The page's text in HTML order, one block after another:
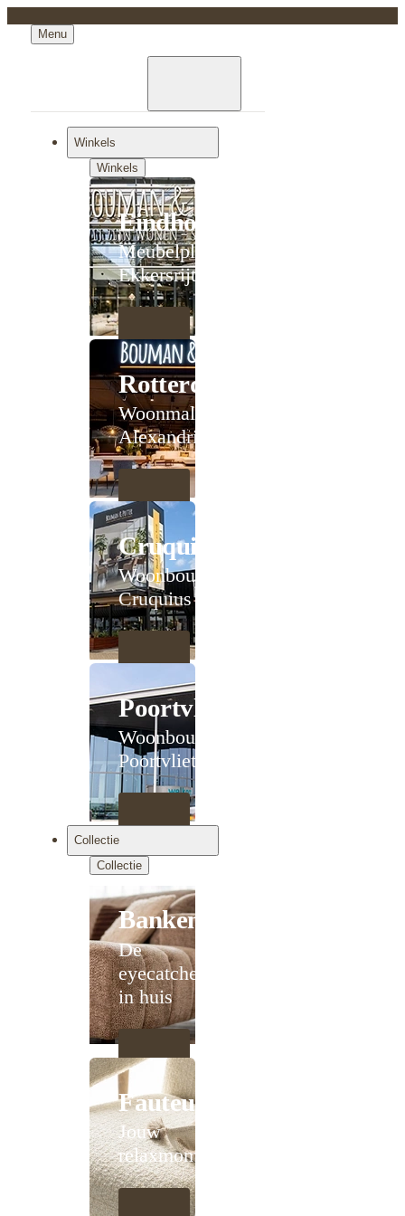
Menu
Winkels
Winkels
Eindhoven
Meubelplein
Ekkersrijt
Rotterdam
Woonmall
Alexandrium
Cruquius
Woonboulevard
Cruquius
Poortvliet
Woonboulevard
Poortvliet XXL
Collectie
Collectie
Banken
De
eyecatcher
in huis
Fauteuils
Jouw
relaxmoment